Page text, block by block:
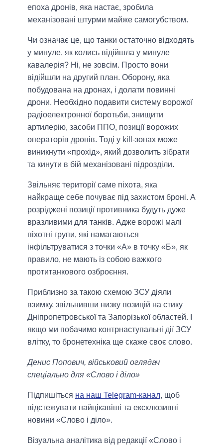
епоха дронів, яка настає, зробила
механізовані штурми майже самогубством.
Чи означає це, що танки остаточно відходять
у минуле, як колись відійшла у минуле
кавалерія? Ні, не зовсім. Просто вони
відійшли на другий план. Оборону, яка
побудована на дронах, і долати повинні
дрони. Необхідно подавити систему ворожої
радіоелектронної боротьби, знищити
артилерію, засоби ППО, позиції ворожих
операторів дронів. Тоді у kill-зонах може
виникнути «прохід», який дозволить зібрати
та кинути в бій механізовані підрозділи.
Звільняє території саме піхота, яка
найкраще себе почуває під захистом броні. А
розріджені позиції противника будуть дуже
вразливими для танків. Адже ворожі малі
піхотні групи, які намагаються
інфільтруватися з точки «А» в точку «Б», як
правило, не мають із собою важкого
протитанкового озброєння.
Приблизно за такою схемою ЗСУ діяли
взимку, звільнивши низку позицій на стику
Дніпропетровської та Запорізької областей. І
якщо ми побачимо контрнаступальні дії ЗСУ
влітку, то бронетехніка ще скаже своє слово.
Денис Попович, військовий оглядач
спеціально для «Слово і діло»
Підпишіться на наш Telegram-канал, щоб
відстежувати найцікавіші та ексклюзивні
новини «Слово і діло».
Візуальна аналітика від редакції «Слово і